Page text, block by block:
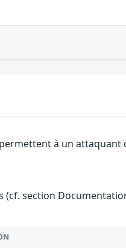
à un
section